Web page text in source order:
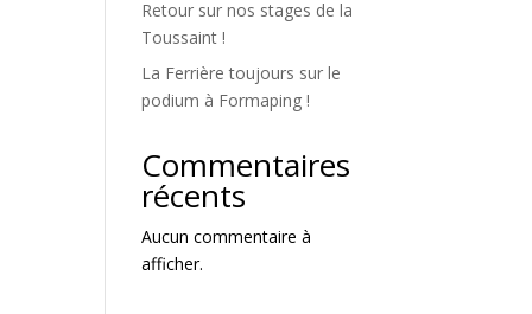
Retour sur nos stages de la
Toussaint !
La Ferrière toujours sur le
podium à Formaping !
Commentaires
récents
Aucun commentaire à
afficher.